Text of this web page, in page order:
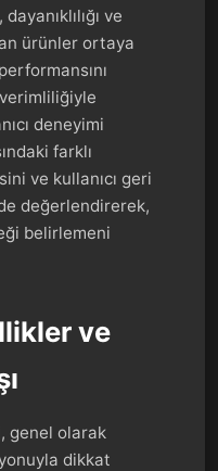
ve
ürünler ortaya
deneyimi
farklı
ve kullanıcı geri
değerlendirerek,
belirlemeni
ve
genel olarak
dikkat